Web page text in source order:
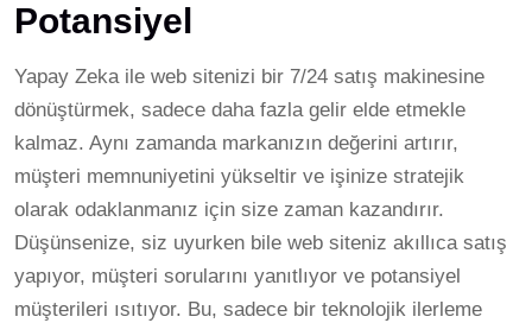
Potansiyel
Yapay Zeka ile web sitenizi bir 7/24 satış makinesine
dönüştürmek, sadece daha fazla gelir elde etmekle
kalmaz. Aynı zamanda markanızın değerini artırır,
müşteri memnuniyetini yükseltir ve işinize stratejik
olarak odaklanmanız için size zaman kazandırır.
Düşünsenize, siz uyurken bile web siteniz akıllıca satış
yapıyor, müşteri sorularını yanıtlıyor ve potansiyel
müşterileri ısıtıyor. Bu, sadece bir teknolojik ilerleme